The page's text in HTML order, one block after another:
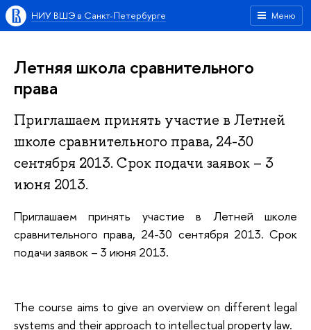
Меню
НИУ ВШЭ в Санкт-Петербурге
Летняя школа сравнительного
права
Приглашаем принять участие в Летней
школе сравнительного права, 24-30
сентября 2013. Срок подачи заявок – 3
июня 2013.
Приглашаем принять участие в Летней школе
сравнительного права, 24-30 сентября 2013. Срок
подачи заявок – 3 июня 2013.
The course aims to give an overview on different legal
systems and their approach to intellectual property law.